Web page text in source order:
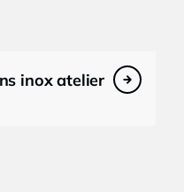
inox atelier